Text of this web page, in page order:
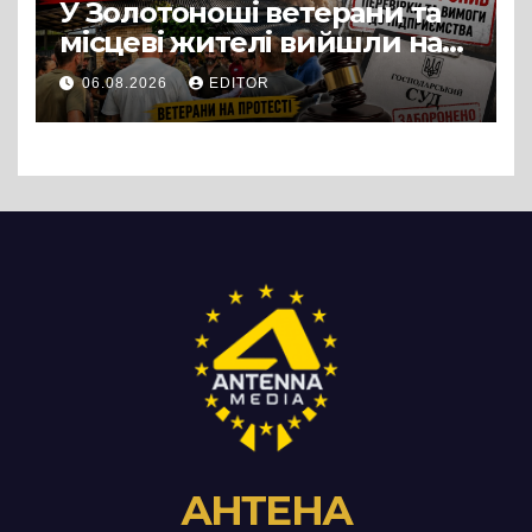
У Золотоноші ветерани та
місцеві жителі вийшли на
протест до стін
підприємства ТОВ «Омега
Три», що займається
06.08.2026 EDITOR
АНТЕНА